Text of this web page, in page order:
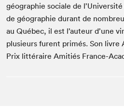
géographie sociale de
de géographie durant de
au Québec, il est l’auteur d’une
plusieurs furent primés. Son livre
Prix littéraire Amitiés France-